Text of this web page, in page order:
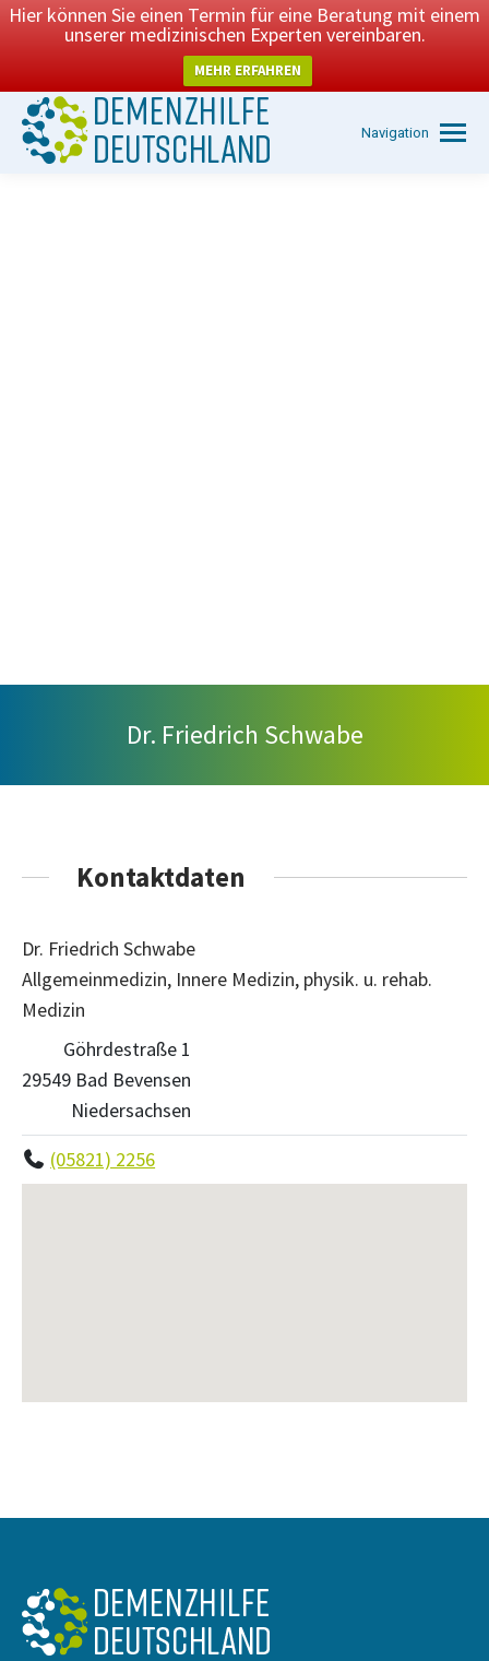
Hier können Sie einen Termin für eine Beratung mit einem
unserer medizinischen Experten vereinbaren.
MEHR ERFAHREN
Navigation
Dr. Friedrich Schwabe
Kontaktdaten
Dr. Friedrich Schwabe
Allgemeinmedizin, Innere Medizin, physik. u. rehab.
Medizin
Göhrdestraße 1
29549 Bad Bevensen
Niedersachsen
(05821) 2256